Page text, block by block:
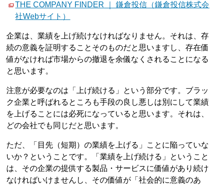
THE COMPANY FINDER ｜ 鎌倉投信（鎌倉投信株式会
社Webサイト）
企業は、業績を上げ続けなければなりません。それは、存
続の意義を証明することそのものだと思いますし、存在価
値がなければ市場からの撤退を余儀なくされることになる
と思います。
注意が必要なのは「上げ続ける」という部分です。ブラッ
ク企業と呼ばれるところも手段の良し悪しは別にして業績
を上げることには必死になっていると思います。それは、
どの会社でも同じだと思います。
ただ、「目先（短期）の業績を上げる」ことに陥っていな
いか？ということです。「業績を上げ続ける」ということ
は、その企業の提供する製品・サービスに価値があり続け
なければいけませんし、その価値が「社会的に意義のあ